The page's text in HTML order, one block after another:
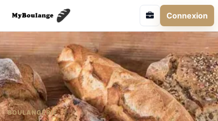
Connexion
BOULANGERIE